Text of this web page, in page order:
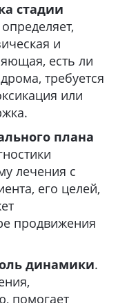
стадии
и
есть ли
требуется
или
плана
лечения с
его целей,
продвижения
динамики.
помогает